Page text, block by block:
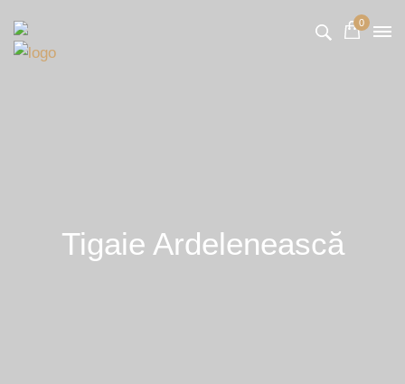
0
Tigaie Ardelenească